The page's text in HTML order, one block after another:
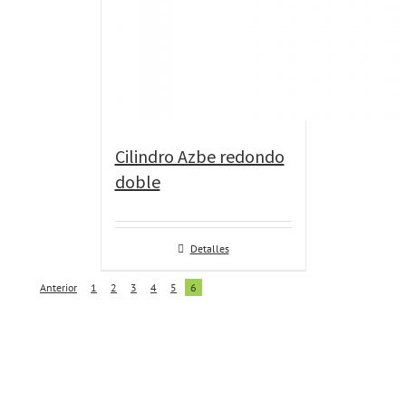
Cilindro Azbe redondo
doble
Detalles
Anterior 1 2 3 4 5 6